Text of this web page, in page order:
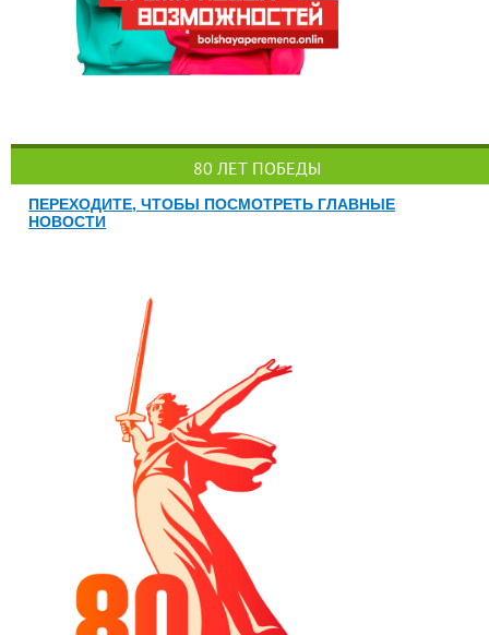
80 ЛЕТ ПОБЕДЫ
ПЕРЕХОДИТЕ, ЧТОБЫ ПОСМОТРЕТЬ ГЛАВНЫЕ
НОВОСТИ